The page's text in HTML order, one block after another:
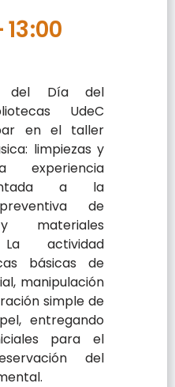
13:00
del Día del
UdeC
en el taller
limpiezas y
experiencia
a la
de
materiales
La actividad
básicas de
manipulación
simple de
entregando
para el
del